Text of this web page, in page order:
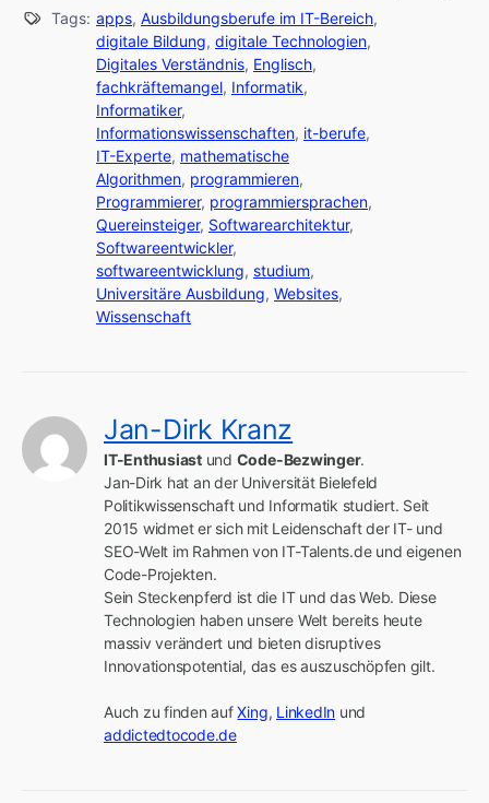
Tags: apps, Ausbildungsberufe im IT-Bereich,
digitale Bildung, digitale Technologien,
Digitales Verständnis, Englisch,
fachkräftemangel, Informatik,
Informatiker,
Informationswissenschaften, it-berufe,
IT-Experte, mathematische
Algorithmen, programmieren,
Programmierer, programmiersprachen,
Quereinsteiger, Softwarearchitektur,
Softwareentwickler,
softwareentwicklung, studium,
Universitäre Ausbildung, Websites,
Wissenschaft
Jan-Dirk Kranz
IT-Enthusiast und Code-Bezwinger.
Jan-Dirk hat an der Universität Bielefeld
Politikwissenschaft und Informatik studiert. Seit
2015 widmet er sich mit Leidenschaft der IT- und
SEO-Welt im Rahmen von IT-Talents.de und eigenen
Code-Projekten.
Sein Steckenpferd ist die IT und das Web. Diese
Technologien haben unsere Welt bereits heute
massiv verändert und bieten disruptives
Innovationspotential, das es auszuschöpfen gilt.
Auch zu finden auf Xing, LinkedIn
addictedtocode.de